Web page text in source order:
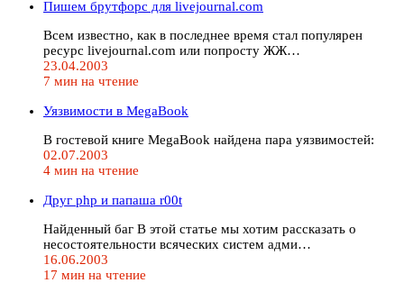
Пишем брутфорс для livejournal.com
Всем известно, как в последнее время стал популярен
ресурс livejournal.com или попросту ЖЖ…
23.04.2003
7 мин на чтение
Уязвимости в MegaBook
В гостевой книге MegaBook найдена пара уязвимостей:
02.07.2003
4 мин на чтение
Друг php и папаша r00t
Найденный баг В этой статье мы хотим рассказать о
несостоятельности всяческих систем адми…
16.06.2003
17 мин на чтение